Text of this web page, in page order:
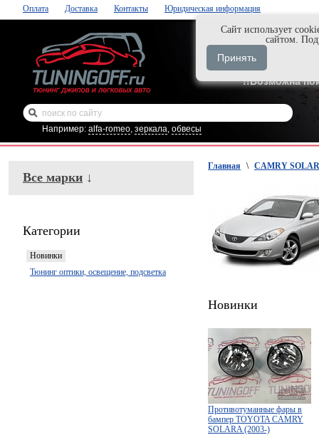
Оплата Доставка Контакты Юридическая информация
Нажми и
+7-929-495-
!!Возможна
Например: alfa-romeo, зеркала, обвесы
Все марки ↓
Категории
Новинки
Тюнинг оптики, освещение, подсветка
Главная \ CAMRY
Новинки
Противотуманные фары в
бампер TOYOTA CAMRY
SOLARA (2003-)
Cайт использует
сайтом.
Принять